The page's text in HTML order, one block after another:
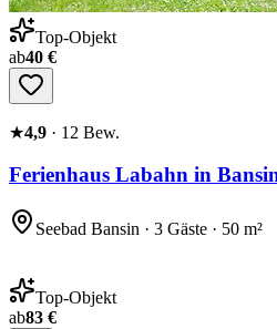
Top-Objekt
ab40 €
★4,9 · 12 Bew.
Ferienhaus Labahn in
Seebad Bansin · 3 Gäste · 50 m²
Top-Objekt
ab83 €